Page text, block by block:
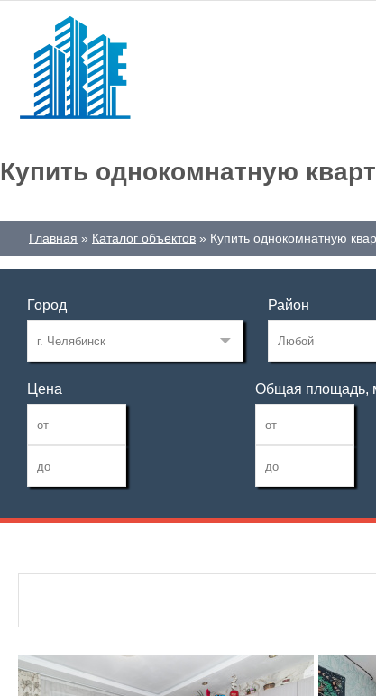
Купить однокомнатную
Главная Каталог объектов Купить однокомнатную
Город Район
Цена
—
Общая площадь,
—
—
Лоджий